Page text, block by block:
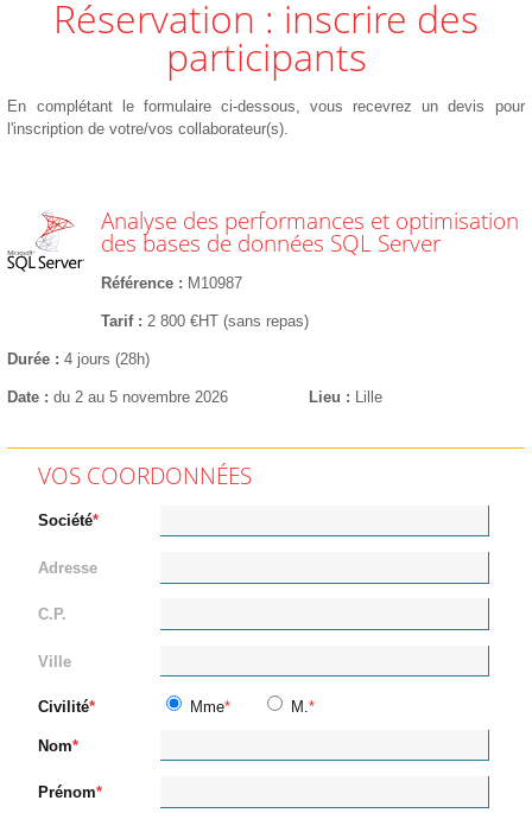
Réservation : inscrire des
participants
En complétant le formulaire ci-dessous, vous recevrez un devis pour
l'inscription de votre/vos collaborateur(s).
Analyse des performances et optimisation
des bases de données SQL Server
Référence M10987
Tarif 2 800 €HT (sans repas)
Durée 4 jours (28h)
Date du 2 au 5 novembre 2026 Lieu Lille
VOS COORDONNÉES
Société
Adresse
C.P.
Ville
Civilité Mme M.
Nom
Prénom